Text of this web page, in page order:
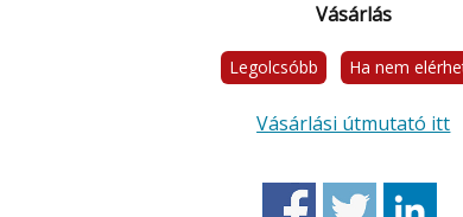
Vásárlás
Legolcsóbb Ha nem
Vásárlási útmutató itt